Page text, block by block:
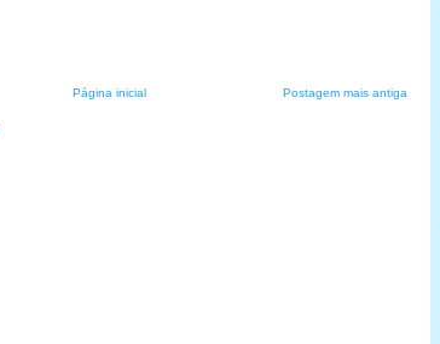
Postagem mais antiga
Página inicial